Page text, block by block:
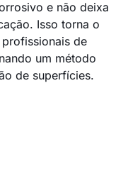
e não deixa
Isso torna o
de
um método
de superfícies.